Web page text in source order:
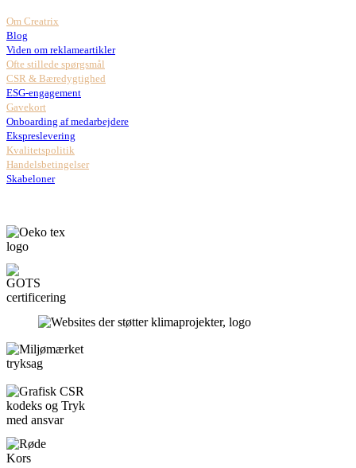
Om Creatrix
Blog
Viden om reklameartikler
Ofte stillede spørgsmål
CSR & Bæredygtighed
ESG-engagement
Gavekort
Onboarding af medarbejdere
Ekspreslevering
Kvalitetspolitik
Handelsbetingelser
Skabeloner